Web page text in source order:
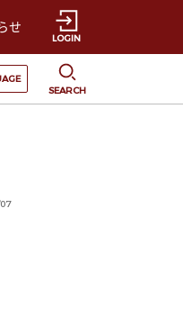
せ
LOGIN
言語の切替が発生します
SEARCH